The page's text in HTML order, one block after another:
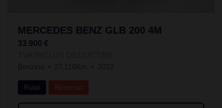
MERCEDES BENZ GLB 200 4M
33.900 €
Rulat Rezervat